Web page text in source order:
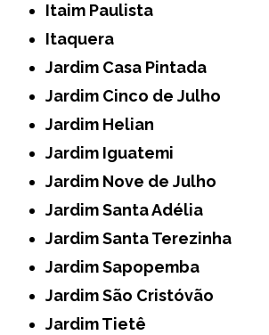
Itaim Paulista
Itaquera
Jardim Casa Pintada
Jardim Cinco de Julho
Jardim Helian
Jardim Iguatemi
Jardim Nove de Julho
Jardim Santa Adélia
Jardim Santa Terezinha
Jardim Sapopemba
Jardim São Cristóvão
Jardim Tietê